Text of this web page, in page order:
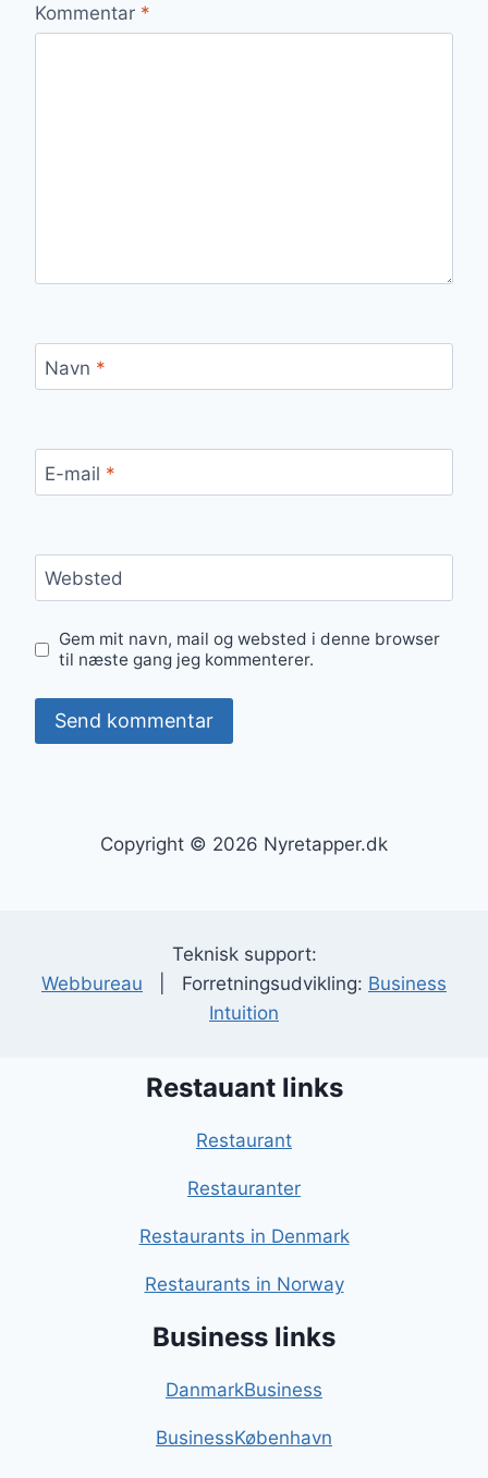
Kommentar *
Navn *
E-mail *
Websted
Gem mit navn, mail og websted i denne browser
til næste gang jeg kommenterer.
Copyright © 2026 Nyretapper.dk
Teknisk support:
Webbureau | Forretningsudvikling: Business
Intuition
Restauant links
Restaurant
Restauranter
Restaurants in Denmark
Restaurants in Norway
Business links
DanmarkBusiness
BusinessKøbenhavn